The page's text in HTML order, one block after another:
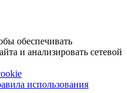
обеспечивать
и анализировать сетевой
использования